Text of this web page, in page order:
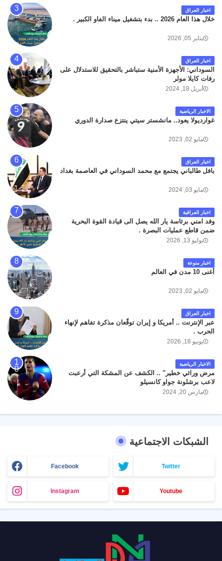
كان سبب الحادث يعود لتصادم عجلته مع عجلة نوع كيا بنكو
تابعة لشركة الهلال الماسكة لإعمار مطار البصرة الدولي .
سائلين الله عز وجل ان يتغمد الفقيد بواسع رحمته ، و انا
اخبار العراق
خلال هذا العام 2026 .. بدء بتشغيل ميناء الفاو الكبير .
يناير 05, 2026
اخبار العراق
السوداني: الأجهزة الأمنية ستباشر بالتحقيق للاستدلال على
رفات كايلا مولر
أبريل 18, 2024
الاخبار الرياضية
غوارديولا يعود.. مانشستر سيتي ينتزع صدارة الدوري
مايو 02, 2023
اخبار العراق
بافل طالباني يجتمع مع محمد السوداني في العاصمة بغداد
مايو 03, 2024
اخبار العراقية
وفد امني برئاسة يار الله يصل الى قيادة القوة البحرية
ضمن قاطع عمليات البصرة .
يوليو 13, 2026
اخبار منوعة
أغنى 10 مدن في العالم
مايو 02, 2023
اخبار العراق
عبر الإنترنت .. أمريكا و إيران توقّعان مذكرة تفاهم لإنهاء
الحرب .
يونيو 18, 2026
الاخبار الرياضية
مرض وراثي خطير" .. الكشف عن المشكة التي أرعبت
لاعب برشلونة جواو كانسيلو
مارس 20, 2024
الشبكات الاجتماعية
Facebook Twitter
Instagram Youtube